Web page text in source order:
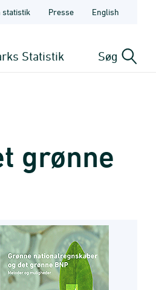
statistik Presse English
Statistik Søg
grønne